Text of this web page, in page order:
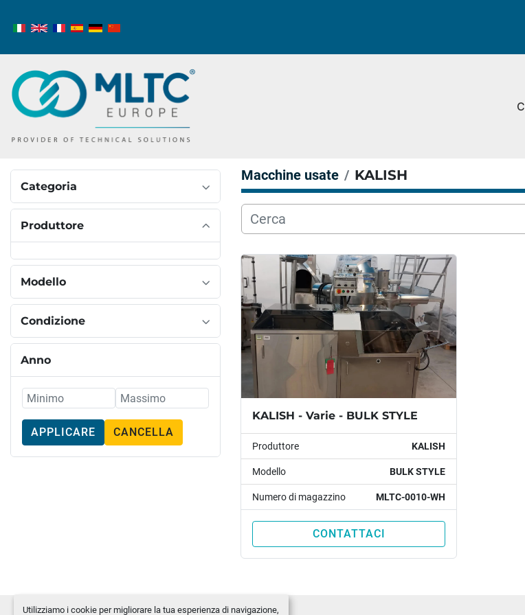
Utilizziamo i cookie per migliorare la tua esperienza di navigazione,
Categoria
Produttore
Modello
Condizione
Anno
APPLICARE CANCELLA
Macchine usate KALISH
KALISH - Varie - BULK STYLE
Produttore KALISH
Modello BULK STYLE
Numero di magazzino MLTC-0010-WH
CONTATTACI